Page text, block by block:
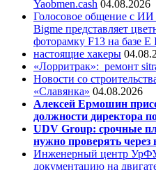
Yaobmen.cash 04.08.2026
Голосовое общение с ИИ
Bigme представляет
фоторамку F13 на базе E
настоящие хакеры
«Лорритрак»: ремонт
Новости со
«Славянка» 04.08.2026
Алексей Ермошин
должности директора
UDV Group: срочные
нужно проверять
Инженерный центр УрФУ
документацию на